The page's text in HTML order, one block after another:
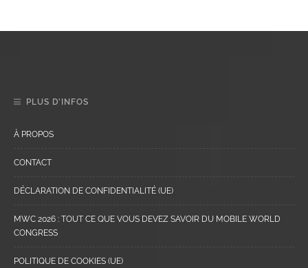
PLUS D’INFOS
À PROPOS
CONTACT
DÉCLARATION DE CONFIDENTIALITÉ (UE)
MWC 2026 : TOUT CE QUE VOUS DEVEZ SAVOIR DU MOBILE WORLD
CONGRESS
POLITIQUE DE COOKIES (UE)